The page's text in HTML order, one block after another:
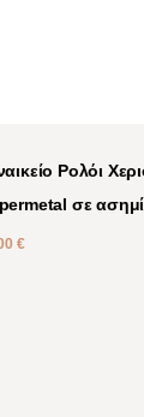
Ρολόι
σε
€